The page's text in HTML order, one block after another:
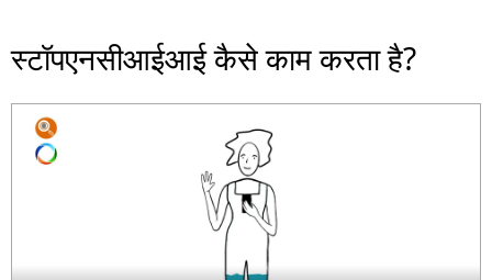
स्टॉपएनसीआईआई कैसे काम करता है?